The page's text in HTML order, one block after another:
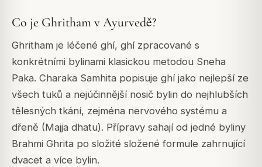
Co je Ghritham v Ayurvedě?
Ghritham je léčené ghí, ghí zpracované s
konkrétními bylinami klasickou metodou Sneha
Paka. Charaka Samhita popisuje ghí jako nejlepší ze
všech tuků a nejúčinnější nosič bylin do nejhlubších
tělesných tkání, zejména nervového systému a
dřeně (Majja dhatu). Přípravy sahají od jedné byliny
Brahmi Ghrita po složité složené formule zahrnující
dvacet a více bylin.